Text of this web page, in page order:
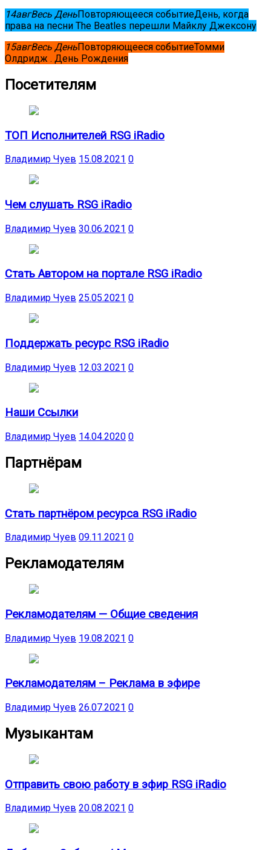
14авгВесь ДеньПовторяющееся событиеДень, когда
права на песни The Beatles перешли Майклу Джексону
15авгВесь ДеньПовторяющееся событиеТомми
Олдридж . День Рождения
Посетителям
ТОП Исполнителей RSG iRadio
Владимир Чуев 15.08.2021 0
Чем слушать RSG iRadio
Владимир Чуев 30.06.2021 0
Стать Автором на портале RSG iRadio
Владимир Чуев 25.05.2021 0
Поддержать ресурс RSG iRadio
Владимир Чуев 12.03.2021 0
Наши Ссылки
Владимир Чуев 14.04.2020 0
Партнёрам
Стать партнёром ресурса RSG iRadio
Владимир Чуев 09.11.2021 0
Рекламодателям
Рекламодателям — Общие сведения
Владимир Чуев 19.08.2021 0
Рекламодателям – Реклама в эфире
Владимир Чуев 26.07.2021 0
Музыкантам
Отправить свою работу в эфир RSG iRadio
Владимир Чуев 20.08.2021 0